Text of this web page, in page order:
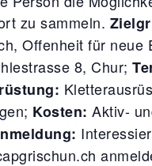
zu sammeln.
Offenheit für neue
8, Chur;
Kosten: Aktiv-